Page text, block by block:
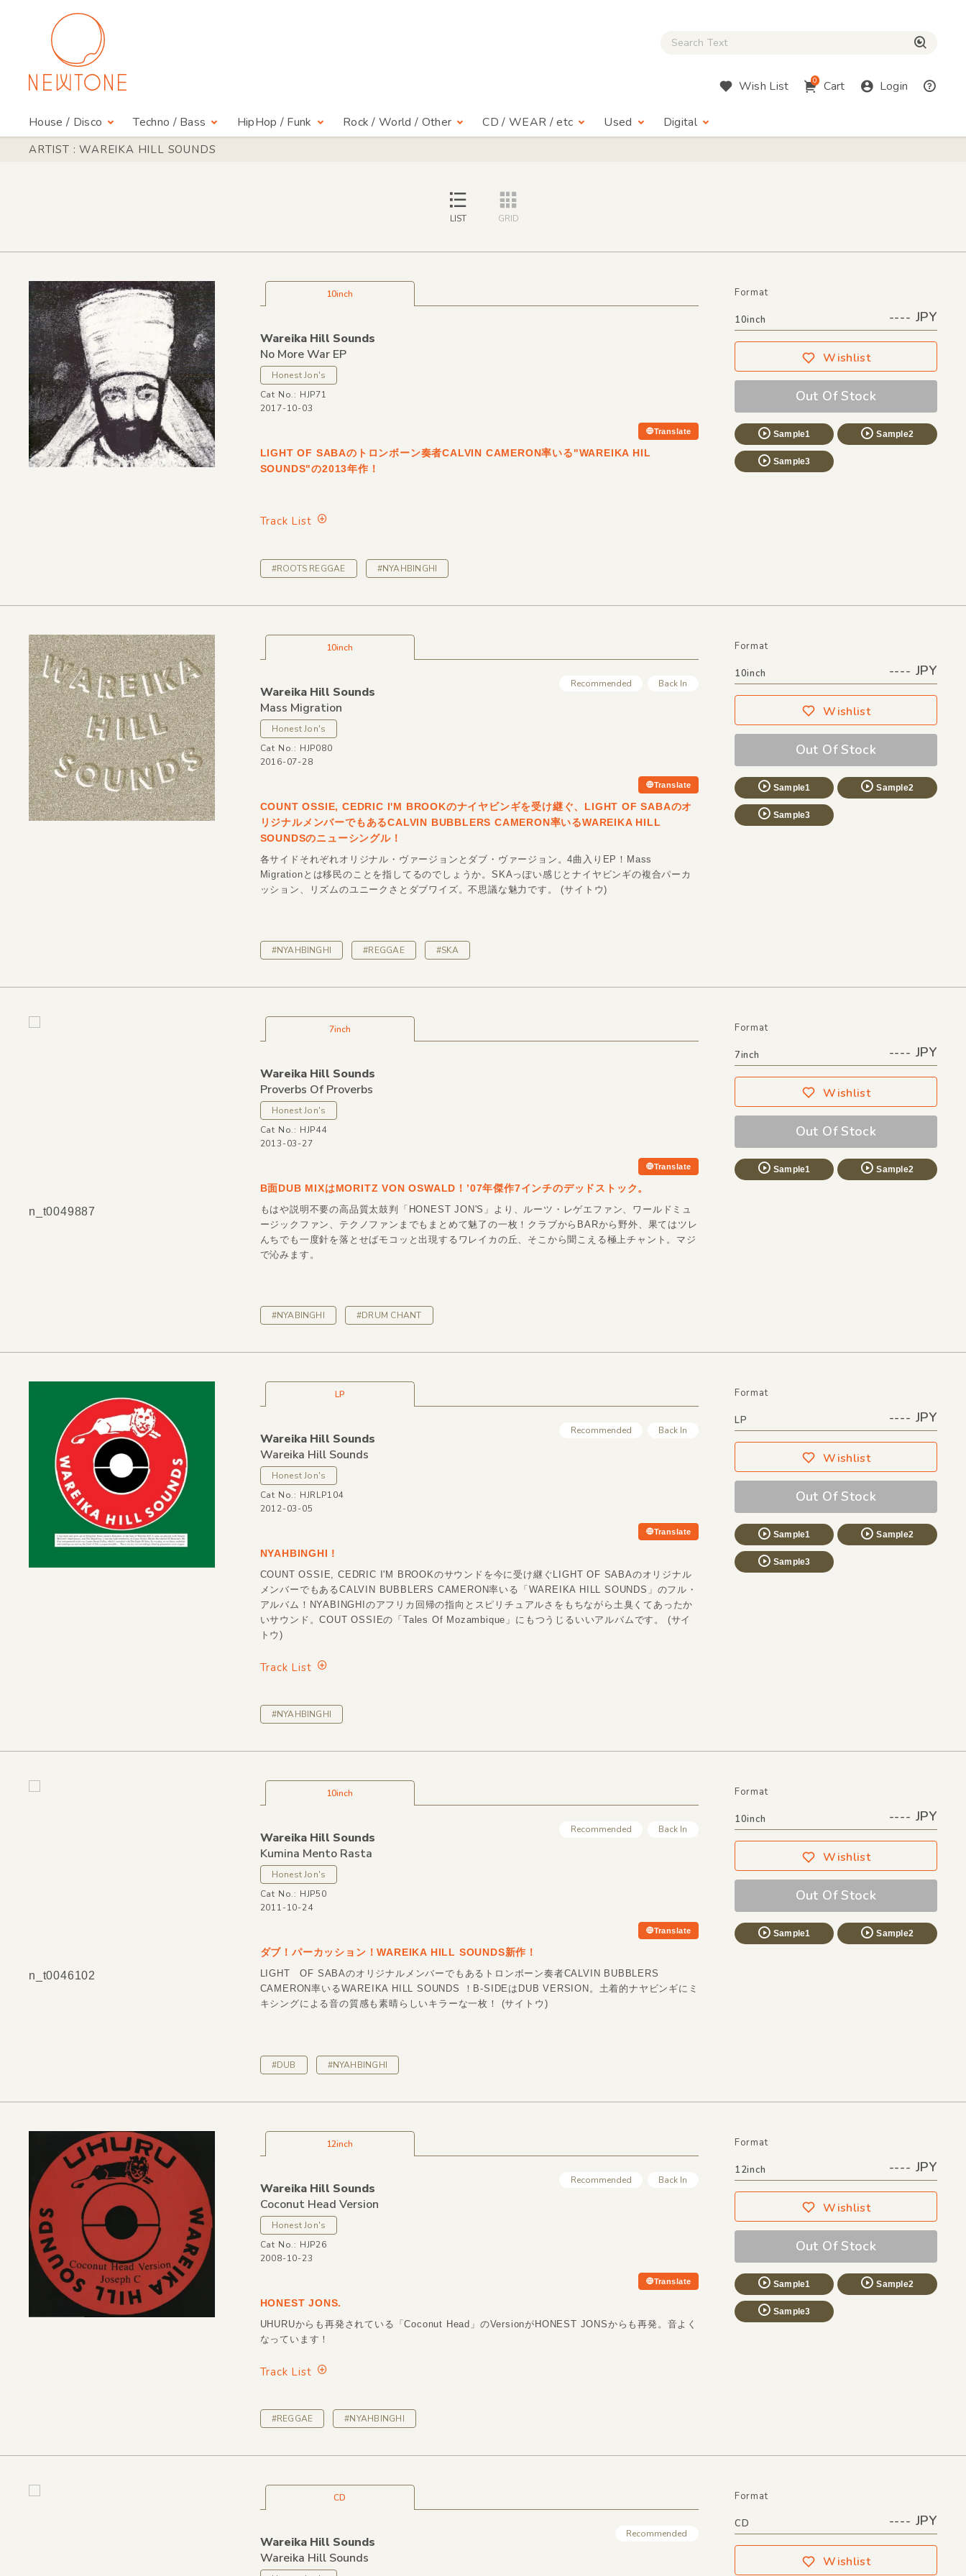
Close Search box
Wish List 0 Cart Login
House / Disco Techno / Bass HipHop / Funk Rock / World / Other CD / WEAR / etc Used Digital
ARTIST : WAREIKA HILL SOUNDS
LIST GRID
10inch
Wareika Hill Sounds
No More War EP
Honest Jon's
Cat No.: HJP71
2017-10-03
Translate
Format
10inch ---- JPY
Wishlist
Out Of Stock
Sample1 Sample2
Sample3
LIGHT OF SABAのトロンボーン奏者CALVIN CAMERON率いる"WAREIKA HIL
SOUNDS"の2013年作！
Track List
#ROOTS REGGAE #NYAHBINGHI
10inch
Recommended Back In
Wareika Hill Sounds
Mass Migration
Honest Jon's
Cat No.: HJP080
2016-07-28
Translate
Format
10inch ---- JPY
Wishlist
Out Of Stock
Sample1 Sample2
Sample3
COUNT OSSIE, CEDRIC I'M BROOKのナイヤビンギを受け継ぐ、LIGHT OF SABAのオ
リジナルメンバーでもあるCALVIN BUBBLERS CAMERON率いるWAREIKA HILL
SOUNDSのニューシングル！
各サイドそれぞれオリジナル・ヴァージョンとダブ・ヴァージョン。4曲入りEP！Mass
Migrationとは移民のことを指してるのでしょうか。SKAっぽい感じとナイヤビンギの複合パーカ
ッション、リズムのユニークさとダブワイズ。不思議な魅力です。 (サイトウ)
#NYAHBINGHI #REGGAE #SKA
n_t0049887
7inch
Wareika Hill Sounds
Proverbs Of Proverbs
Honest Jon's
Cat No.: HJP44
2013-03-27
Translate
Format
7inch ---- JPY
Wishlist
Out Of Stock
Sample1 Sample2
B面DUB MIXはMORITZ VON OSWALD！’07年傑作7インチのデッドストック。
もはや説明不要の高品質太鼓判「HONEST JON'S」より、ルーツ・レゲエファン、ワールドミュ
ージックファン、テクノファンまでもまとめて魅了の一枚！クラブからBARから野外、果てはツレ
んちでも一度針を落とせばモコッと出現するワレイカの丘、そこから聞こえる極上チャント。マジ
で沁みます。
#NYABINGHI #DRUM CHANT
LP
Recommended Back In
Wareika Hill Sounds
Wareika Hill Sounds
Honest Jon's
Cat No.: HJRLP104
2012-03-05
Translate
Format
LP ---- JPY
Wishlist
Out Of Stock
Sample1 Sample2
Sample3
NYAHBINGHI !
COUNT OSSIE, CEDRIC I'M BROOKのサウンドを今に受け継ぐLIGHT OF SABAのオリジナル
メンバーでもあるCALVIN BUBBLERS CAMERON率いる「WAREIKA HILL SOUNDS」のフル・
アルバム！NYABINGHIのアフリカ回帰の指向とスピリチュアルさをもちながら土臭くてあったか
いサウンド。COUT OSSIEの「Tales Of Mozambique」にもつうじるいいアルバムです。 (サイ
トウ)
Track List
#NYAHBINGHI
n_t0046102
10inch
Recommended Back In
Wareika Hill Sounds
Kumina Mento Rasta
Honest Jon's
Cat No.: HJP50
2011-10-24
Translate
Format
10inch ---- JPY
Wishlist
Out Of Stock
Sample1 Sample2
ダブ！パーカッション！WAREIKA HILL SOUNDS新作！
LIGHT OF SABAのオリジナルメンバーでもあるトロンボーン奏者CALVIN BUBBLERS
CAMERON率いるWAREIKA HILL SOUNDS ！B-SIDEはDUB VERSION。土着的ナヤビンギにミ
キシングによる音の質感も素晴らしいキラーな一枚！ (サイトウ)
#DUB #NYAHBINGHI
12inch
Recommended Back In
Wareika Hill Sounds
Coconut Head Version
Honest Jon's
Cat No.: HJP26
2008-10-23
Translate
Format
12inch ---- JPY
Wishlist
Out Of Stock
Sample1 Sample2
Sample3
HONEST JONS.
UHURUからも再発されている「Coconut Head」のVersionがHONEST JONSからも再発。音よく
なっています！
Track List
#REGGAE #NYAHBINGHI
CD
Recommended
Wareika Hill Sounds
Wareika Hill Sounds
Format
CD ---- JPY
Wishlist